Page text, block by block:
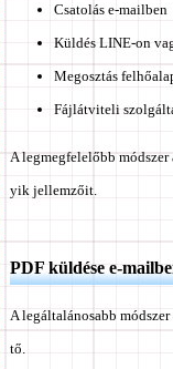
Csatolás e-mailben
Küldés LINE-on
Megosztás
Fájlátviteli
A legmegfelelőbb
yik jellemzőit.
PDF küldése e-
A legáltalánosabb
tő.